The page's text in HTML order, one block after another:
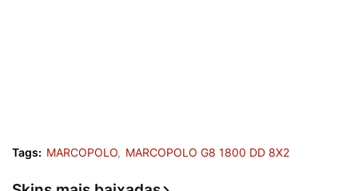
Tags: MARCOPOLO MARCOPOLO G8 1800 DD 8X2